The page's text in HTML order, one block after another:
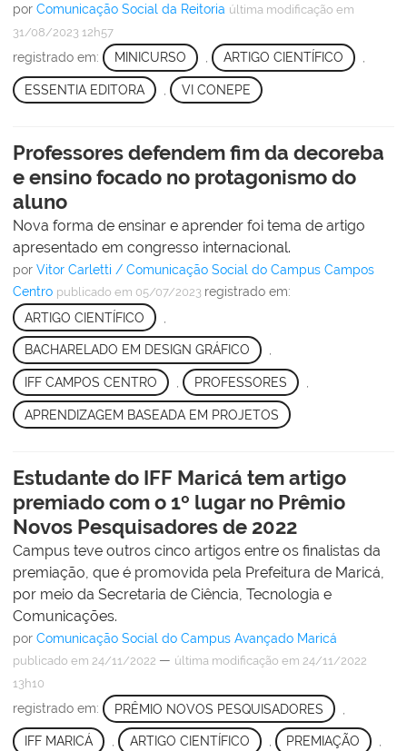
por Comunicação Social da Reitoria última modificação em
31/08/2023 12h57
registrado em: MINICURSO , ARTIGO CIENTÍFICO ,
ESSENTIA EDITORA VI CONEPE
Professores defendem fim da decoreba
e ensino focado no protagonismo do
aluno
Nova forma de ensinar e aprender foi tema de artigo
apresentado em congresso internacional.
por Vitor Carletti / Comunicação Social do Campus Campos
Centro publicado em 05/07/2023 registrado em:
ARTIGO CIENTÍFICO
BACHARELADO EM DESIGN GRÁFICO ,
IFF CAMPOS CENTRO PROFESSORES
APRENDIZAGEM BASEADA EM PROJETOS
Estudante do IFF Maricá tem artigo
premiado com o 1º lugar no Prêmio
Novos Pesquisadores de 2022
Campus teve outros cinco artigos entre os finalistas da
premiação, que é promovida pela Prefeitura de Maricá,
por meio da Secretaria de Ciência, Tecnologia e
Comunicações.
por Comunicação Social do Campus Avançado Maricá
publicado em 24/11/2022 — última modificação em 24/11/2022
13h10
registrado em: PRÊMIO NOVOS PESQUISADORES
IFF MARICÁ , ARTIGO CIENTÍFICO , PREMIAÇÃO ,